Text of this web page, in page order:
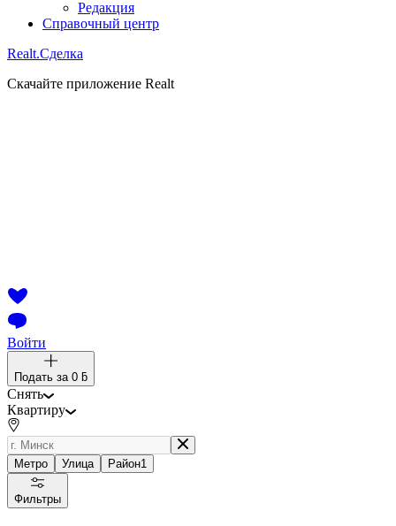
Редакция
Справочный центр
Realt.Сделка
Скачайте приложение Realt
Войти
Подать за 0 ƃ
Снять
Квартиру
Метро Улица Район1
Фильтры